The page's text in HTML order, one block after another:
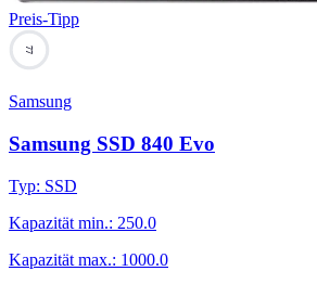
Preis-Tipp
77
Samsung
Samsung SSD 840 Evo
Typ: SSD
Kapazität min.: 250.0
Kapazität max.: 1000.0